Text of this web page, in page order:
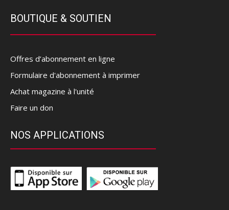
BOUTIQUE & SOUTIEN
Offres d’abonnement en ligne
Formulaire d'abonnement à imprimer
Achat magazine à l'unité
Faire un don
NOS APPLICATIONS